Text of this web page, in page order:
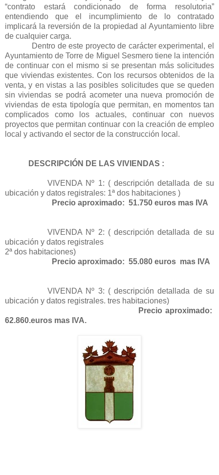
“contrato estará condicionado de forma resolutoria”
entendiendo que el incumplimiento de lo contratado
implicará la reversión de la propiedad al Ayuntamiento libre
de cualquier carga.
Dentro de este proyecto de carácter experimental, el
Ayuntamiento de Torre de Miguel Sesmero tiene la intención
de continuar con el mismo si se presentan más solicitudes
que viviendas existentes. Con los recursos obtenidos de la
venta, y en vistas a las posibles solicitudes que se queden
sin viviendas se podrá acometer una nueva promoción de
viviendas de esta tipología que permitan, en momentos tan
complicados como los actuales, continuar con nuevos
proyectos que permitan continuar con la creación de empleo
local y activando el sector de la construcción local.
DESCRIPCIÓN DE LAS VIVIENDAS :
VIVENDA Nº 1: ( descripción detallada de su
ubicación y datos registrales: 1ª dos habitaciones )
Precio aproximado: 51.750 euros mas IVA
VIVENDA Nº 2: ( descripción detallada de su
ubicación y datos registrales
2ª dos habitaciones)
Precio aproximado: 55.080 euros mas IVA
VIVENDA Nº 3: ( descripción detallada de su
ubicación y datos registrales. tres habitaciones)
Precio aproximado:
62.860.euros mas IVA.